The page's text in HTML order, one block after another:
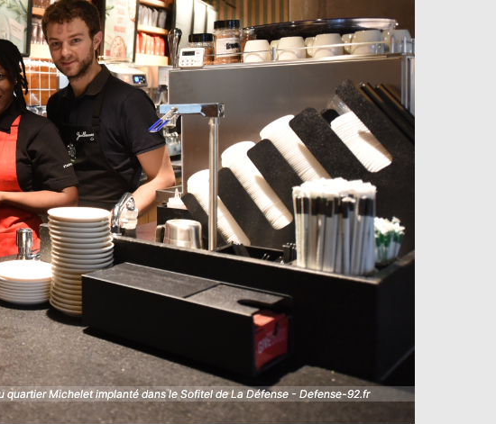
quartier Michelet implanté dans le Sofitel de La Défense - Defense-92.fr
quartier Michelet implanté dans le Sofitel de La Défense - Defense-92.fr